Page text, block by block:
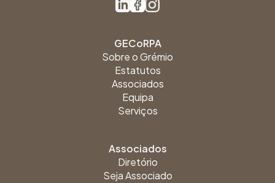
GECoRPA
Sobre o Grémio
Estatutos
Associados
Equipa
Serviços
Associados
Diretório
Seja Associado